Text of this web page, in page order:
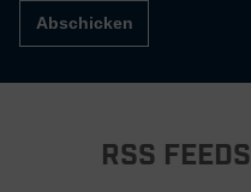
Abschicken
RSS Feeds